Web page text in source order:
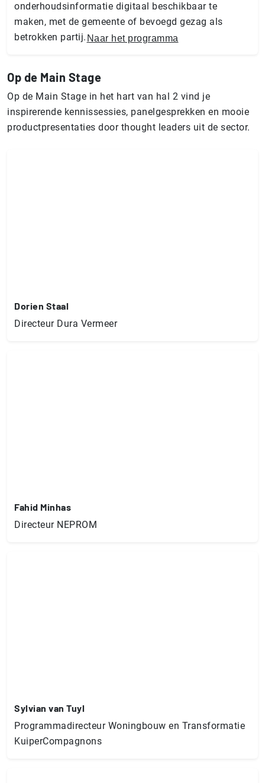
onderhoudsinformatie digitaal beschikbaar te
maken, met de gemeente of bevoegd gezag als
betrokken partij. Naar het programma
Op de Main Stage
Op de Main Stage in het hart van hal 2 vind je
inspirerende kennissessies, panelgesprekken en mooie
productpresentaties door thought leaders uit de sector.
Dorien Staal
Directeur Dura Vermeer
Fahid Minhas
Directeur NEPROM
Sylvian van Tuyl
Programmadirecteur Woningbouw en Transformatie
KuiperCompagnons